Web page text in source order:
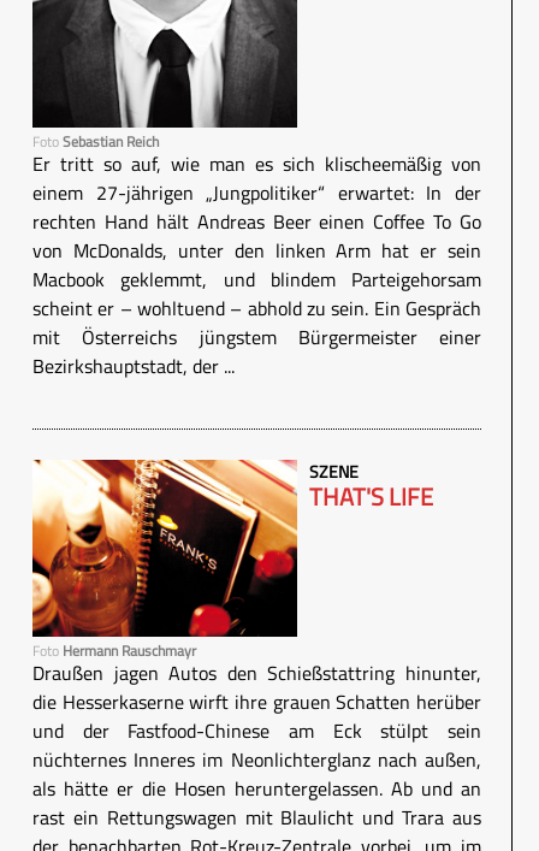
FotoSebastian Reich
Er tritt so auf, wie man es sich klischeemäßig von
einem 27-jährigen „Jungpolitiker“ erwartet: In der
rechten Hand hält Andreas Beer einen Coffee To Go
von McDonalds, unter den linken Arm hat er sein
Macbook geklemmt, und blindem Parteigehorsam
scheint er – wohltuend – abhold zu sein. Ein Gespräch
mit Österreichs jüngstem Bürgermeister einer
Bezirkshauptstadt, der ...
Foto Hermann Rauschmayr
SZENE
THAT'S LIFE
Draußen jagen Autos den Schießstattring hinunter,
die Hesserkaserne wirft ihre grauen Schatten herüber
und der Fastfood-Chinese am Eck stülpt sein
nüchternes Inneres im Neonlichterglanz nach außen,
als hätte er die Hosen heruntergelassen. Ab und an
rast ein Rettungswagen mit Blaulicht und Trara aus